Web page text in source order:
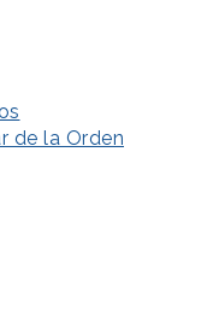
de la Orden